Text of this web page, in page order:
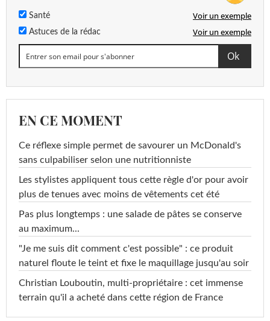
Santé Voir un exemple
Astuces de la rédac Voir un exemple
EN CE MOMENT
Ce réflexe simple permet de savourer un McDonald's
sans culpabiliser selon une nutritionniste
Les stylistes appliquent tous cette règle d'or pour avoir
plus de tenues avec moins de vêtements cet été
Pas plus longtemps : une salade de pâtes se conserve
au maximum...
"Je me suis dit comment c'est possible" : ce produit
naturel floute le teint et fixe le maquillage jusqu'au soir
Christian Louboutin, multi-propriétaire : cet immense
terrain qu'il a acheté dans cette région de France